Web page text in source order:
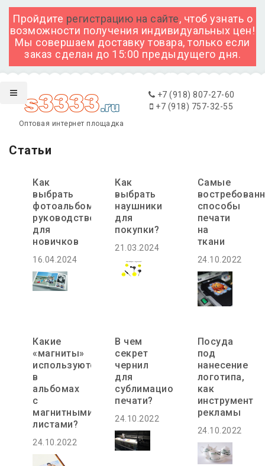
Пройдите регистрацию на сайте, чтоб узнать о
возможности получения индивидуальных цен!
Мы совершаем доставку товара, только если
заказ сделан до 15:00 предыдущего дня.
Оптовая интернет площадка
+7 (918) 807-27-60
+7 (918) 757-32-55
Статьи
Как
выбрать
фотоальбом:
руководство
для
новичков
16.04.2024
Как
выбрать
наушники
для
покупки?
21.03.2024
Самые
способы
печати
на
ткани
24.10.2022
Какие
«магниты»
используются
в
альбомах
с
магнитными
листами?
24.10.2022
В чем
секрет
чернил
для
сублимационной
печати?
24.10.2022
Посуда
под
нанесение
логотипа,
как
инструмент
рекламы
24.10.2022